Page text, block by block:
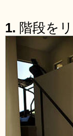
1. 階段を